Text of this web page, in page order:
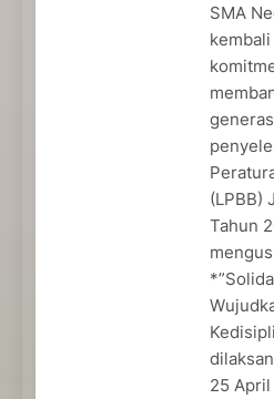
SMA
(LPBB)
Tahun
25 April